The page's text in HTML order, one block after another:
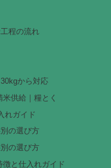
程の流れ
から対応
供給｜糧とく
れガイド
の選び方
の選び方
と仕入れガイド